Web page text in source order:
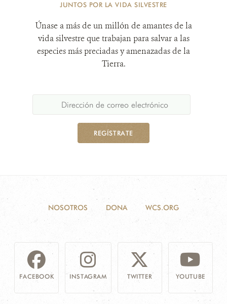
JUNTOS POR LA VIDA SILVESTRE
Únase a más de un millón de amantes de la
vida silvestre que trabajan para salvar a las
especies más preciadas y amenazadas de la
Tierra.
REGÍSTRATE
NOSOTROS DONA WCS.ORG
FACEBOOK INSTAGRAM TWITTER YOUTUBE